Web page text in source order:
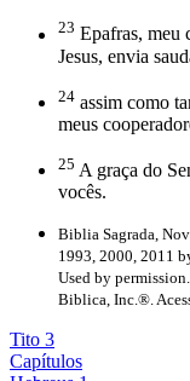
23 Epafras, meu
Jesus, envia
24 assim como
meus
25 A graça do
vocês.
Biblia Sagrada,
1993, 2000, 2011
Used by
Biblica, Inc.®.
Tito 3
Capítulos